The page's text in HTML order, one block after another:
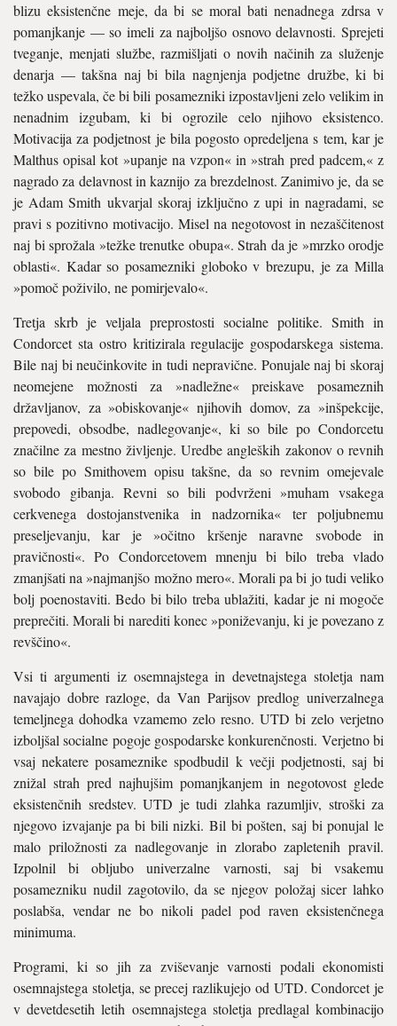
blizu eksistenčne meje, da bi se moral bati nenadnega zdrsa v
pomanjkanje — so imeli za najboljšo osnovo delavnosti. Sprejeti
tveganje, menjati službe, razmišljati o novih načinih za služenje
denarja — takšna naj bi bila nagnjenja podjetne družbe, ki bi
težko uspevala, če bi bili posamezniki izpostavljeni zelo velikim in
nenadnim izgubam, ki bi ogrozile celo njihovo eksistenco.
Motivacija za podjetnost je bila pogosto opredeljena s tem, kar je
Malthus opisal kot »upanje na vzpon« in »strah pred padcem,« z
nagrado za delavnost in kaznijo za brezdelnost. Zanimivo je, da se
je Adam Smith ukvarjal skoraj izključno z upi in nagradami, se
pravi s pozitivno motivacijo. Misel na negotovost in nezaščitenost
naj bi sprožala »težke trenutke obupa«. Strah da je »mrzko orodje
oblasti«. Kadar so posamezniki globoko v brezupu, je za Milla
»pomoč poživilo, ne pomirjevalo«.
Tretja skrb je veljala preprostosti socialne politike. Smith in
Condorcet sta ostro kritizirala regulacije gospodarskega sistema.
Bile naj bi neučinkovite in tudi nepravične. Ponujale naj bi skoraj
neomejene možnosti za »nadležne« preiskave posameznih
državljanov, za »obiskovanje« njihovih domov, za »inšpekcije,
prepovedi, obsodbe, nadlegovanje«, ki so bile po Condorcetu
značilne za mestno življenje. Uredbe angleških zakonov o revnih
so bile po Smithovem opisu takšne, da so revnim omejevale
svobodo gibanja. Revni so bili podvrženi »muham vsakega
cerkvenega dostojanstvenika in nadzornika« ter poljubnemu
preseljevanju, kar je »očitno kršenje naravne svobode in
pravičnosti«. Po Condorcetovem mnenju bi bilo treba vlado
zmanjšati na »najmanjšo možno mero«. Morali pa bi jo tudi veliko
bolj poenostaviti. Bedo bi bilo treba ublažiti, kadar je ni mogoče
preprečiti. Morali bi narediti konec »poniževanju, ki je povezano z
revščino«.
Vsi ti argumenti iz osemnajstega in devetnajstega stoletja nam
navajajo dobre razloge, da Van Parijsov predlog univerzalnega
temeljnega dohodka vzamemo zelo resno. UTD bi zelo verjetno
izboljšal socialne pogoje gospodarske konkurenčnosti. Verjetno bi
vsaj nekatere posameznike spodbudil k večji podjetnosti, saj bi
znižal strah pred najhujšim pomanjkanjem in negotovost glede
eksistenčnih sredstev. UTD je tudi zlahka razumljiv, stroški za
njegovo izvajanje pa bi bili nizki. Bil bi pošten, saj bi ponujal le
malo priložnosti za nadlegovanje in zlorabo zapletenih pravil.
Izpolnil bi obljubo univerzalne varnosti, saj bi vsakemu
posamezniku nudil zagotovilo, da se njegov položaj sicer lahko
poslabša, vendar ne bo nikoli padel pod raven eksistenčnega
minimuma.
Programi, ki so jih za zviševanje varnosti podali ekonomisti
osemnajstega stoletja, se precej razlikujejo od UTD. Condorcet je
v devetdesetih letih osemnajstega stoletja predlagal kombinacijo